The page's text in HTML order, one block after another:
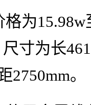
格为
寸为长
2750mm。